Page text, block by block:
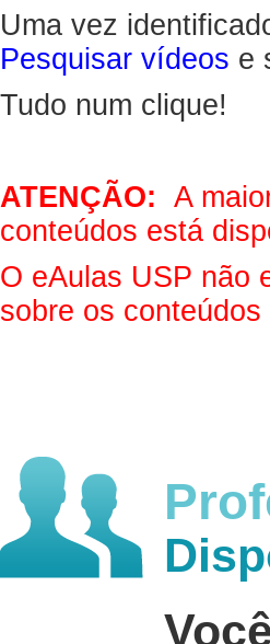
Uma vez
Pesquisar vídeos e
Tudo num clique!
ATENÇÃO: A
conteúdos está
O eAulas USP não
sobre os